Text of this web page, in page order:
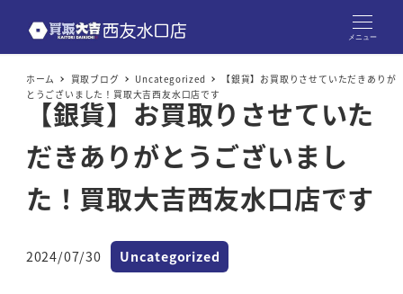
メニュー
ホーム 買取ブログ Uncategorized
【銀貨】お買取りさせていただきありが
とうございました！買取大吉西友水口店です
【銀貨】お買取りさせていた
だきありがとうございまし
た！買取大吉西友水口店です
投稿日
2024/07/30 カテゴリー
Uncategorized